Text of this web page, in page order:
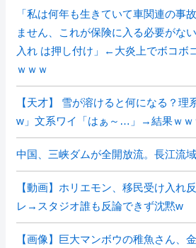
「私は何年も生きていて車関連の事
ません、これが保険に入る必要がな
入れ は押し付け」←大炎上でボコボ
ｗｗｗ
【天才】 雪が溶けると何になる？理
w」文系ワイ「はぁ～…」→結果ｗｗ
中国、三峡ダムが全開放流。長江流
【動画】ホリエモン、移民受け入れ
レ→スタジオ誰も反論できず沈黙w
【画像】巨大マンボウの稚魚さん、